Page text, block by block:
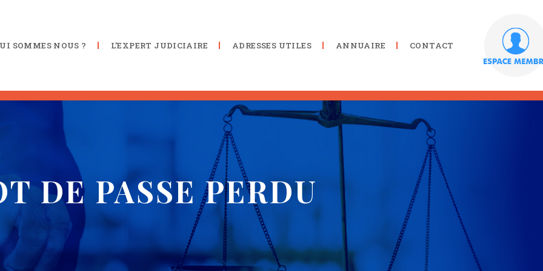
SOMMES NOUS ? L’EXPERT JUDICIAIRE ADRESSES UTILES ANNUAIRE CONTACT
DE PASSE PERDU